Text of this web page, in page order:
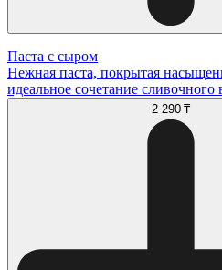
Паста с сыром
Нежная паста, покрытая
идеальное сочетание сливочного
2 290 ₸